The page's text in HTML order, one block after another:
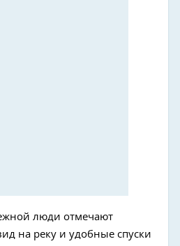
люди отмечают
на реку и удобные спуски